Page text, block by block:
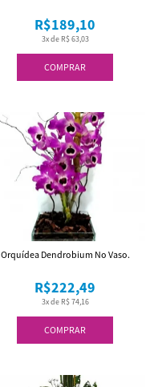
COMPRAR
3x de R$ 63,03
R$189,10
COMPRAR
3x de R$ 74,16
R$222,49
Orquídea Dendrobium No Vaso.